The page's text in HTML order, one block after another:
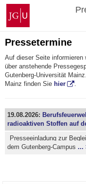
Zum
Inhalt
springen
Johannes
Gutenberg-
Universität
Mainz
Pressetermine
Auf dieser Seite informieren
über anstehende
Gutenberg-Universität
Mainz finden Sie hier .
19.08.2026:
radioaktiven Stoffen auf
Presseeinladung zur
dem Gutenberg-Campus...